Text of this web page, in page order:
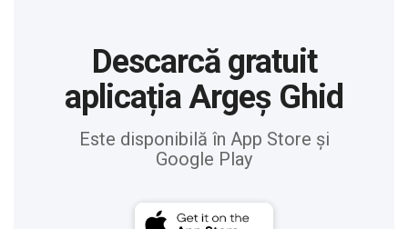
Descarcă gratuit
aplicația Argeș Ghid
Este disponibilă în App Store și
Google Play